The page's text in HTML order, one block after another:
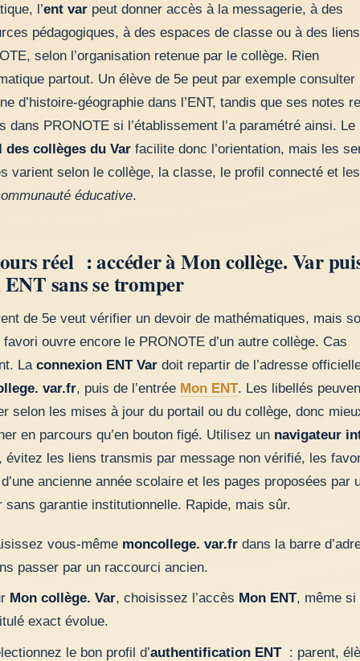
l’ent varpeut donner accès à la messagerie, à des
pédagogiques, à des espaces de classe ou à des
selon l’organisation retenue par le collège. Rien
partout. Un élève de 5e peut par exemple consulter
d’histoire-géographie dans l’ENT, tandis que ses notes
dans PRONOTE si l’établissement l’a paramétré ainsi. Le
des collèges du Varfacilite donc l’orientation, mais les
varient selon le collège, la classe, le profil connecté et
éducative.
réel : accéder à Mon collège. Var
sans se tromper
de 5e veut vérifier un devoir de mathématiques, mais
ouvre encore le PRONOTE d’un autre collège. Cas
La connexion ENT Vardoit repartir de l’adresse
var.fr, puis de l’entrée Mon ENT. Les libellés
selon les mises à jour du portail ou du collège, donc
en parcours qu’en bouton figé. Utilisez un navigateur
évitez les liens transmis par message non vérifié, les
ancienne année scolaire et les pages proposées par
sans garantie institutionnelle. Rapide, mais sûr.
vous-même moncollege. var.fr dans la barre
passer par un raccourci ancien.
Mon collège. Var, choisissez l’accès Mon ENT, même si
exact évolue.
le bon profil d’authentification ENT: parent,